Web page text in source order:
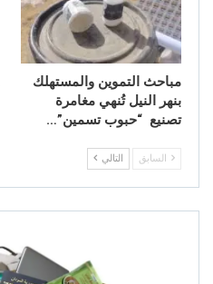
مباحث التموين والمستهلك
بنهر النيل تُنهي مغامرة
تصنيع “حبوب تسمين”…
السابق التالي